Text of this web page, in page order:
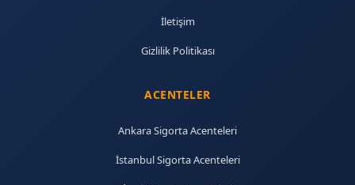
İletişim
Gizlilik Politikası
ACENTELER
Ankara Sigorta Acenteleri
İstanbul Sigorta Acenteleri